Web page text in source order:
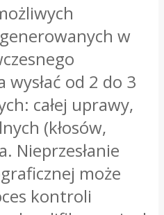
w
od 2 do 3
całej uprawy,
(kłosów,
Nieprzesłanie
może
kontroli